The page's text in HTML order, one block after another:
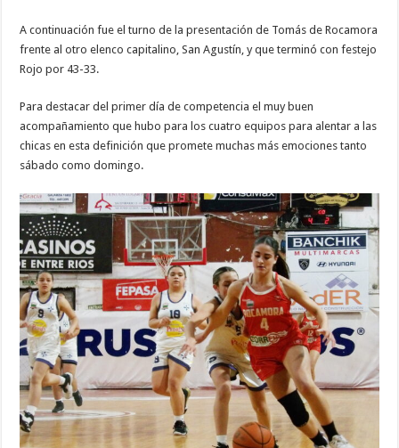
A continuación fue el turno de la presentación de Tomás de Rocamora
frente al otro elenco capitalino, San Agustín, y que terminó con festejo
Rojo por 43-33.
Para destacar del primer día de competencia el muy buen
acompañamiento que hubo para los cuatro equipos para alentar a las
chicas en esta definición que promete muchas más emociones tanto
sábado como domingo.